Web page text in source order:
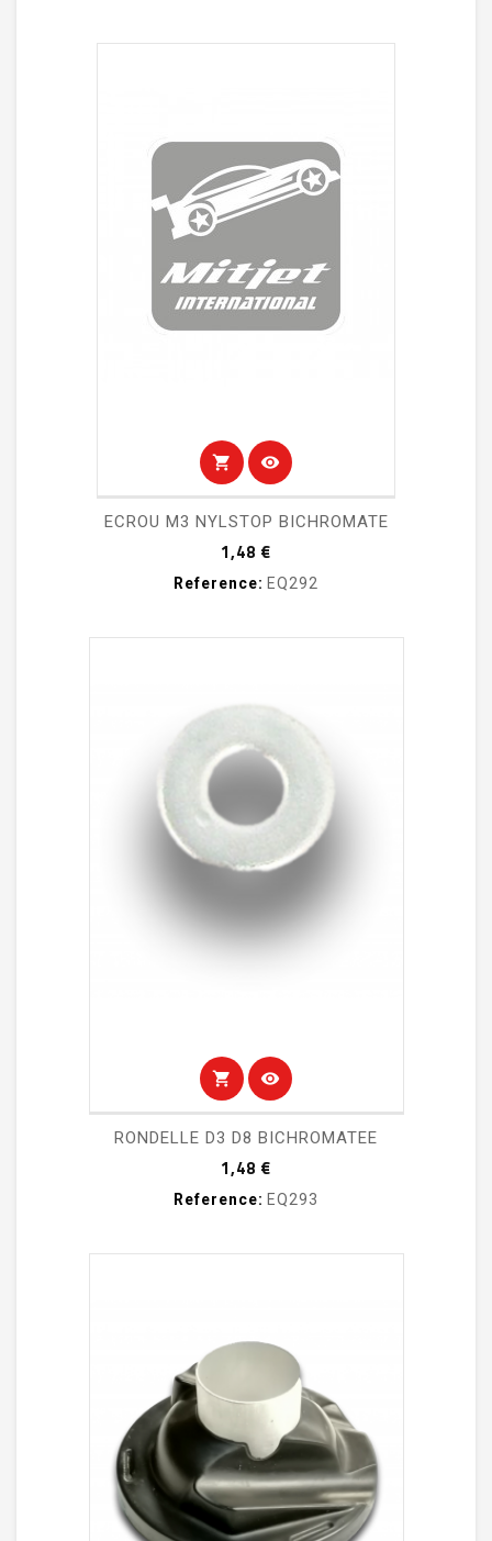
shopping_cart visibility
ECROU M3 NYLSTOP BICHROMATE
1,48 €
Reference: EQ292
shopping_cart visibility
RONDELLE D3 D8 BICHROMATEE
1,48 €
Reference: EQ293